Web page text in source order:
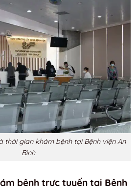
thời gian khám bệnh tại Bệnh viện An
Bình
bệnh trực tuyến tại Bệnh